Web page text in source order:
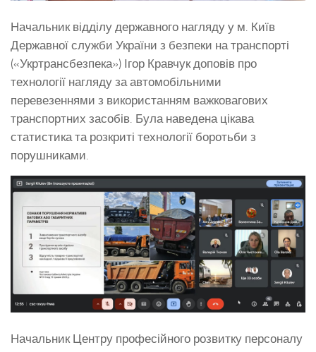
Начальник відділу державного нагляду у м. Київ
Державної служби України з безпеки на транспорті
(«Укртрансбезпека») Ігор Кравчук доповів про
технології нагляду за автомобільними
перевезеннями з використанням важковагових
транспортних засобів. Була наведена цікава
статистика та розкриті технології боротьби з
порушниками.
Начальник Центру професійного розвитку персоналу